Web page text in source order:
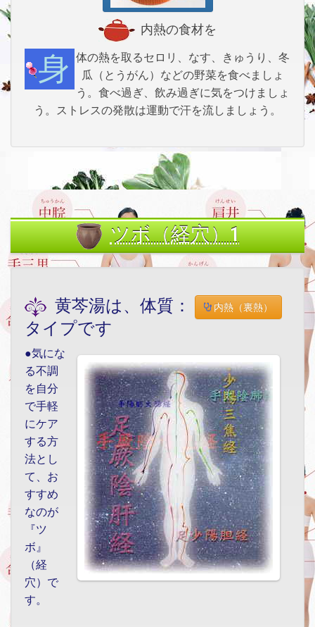
内熱の食材を
身体の熱を取るセロリ、なす、きゅうり、冬
瓜（とうがん）などの野菜を食べましょ
う。食べ過ぎ、飲み過ぎに気をつけましょ
う。ストレスの発散は運動で汗を流しましょう。
ツボ（経穴）1
黄芩湯は、体質： 内熱（裏熱）
タイプです
●気にな
る不調
を自分
で手軽
にケア
する方
法とし
て、お
すすめ
なのが
『ツ
ボ』
（経
穴）で
す。